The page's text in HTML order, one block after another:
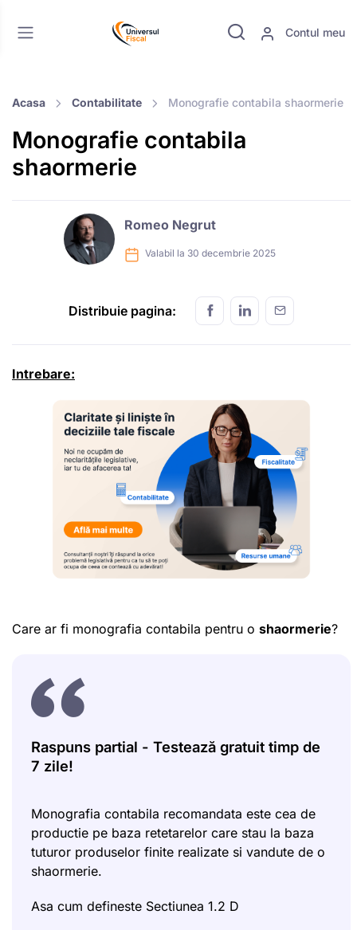
Contul meu
Acasa Contabilitate Monografie contabila shaormerie
Monografie contabila
shaormerie
Romeo Negrut
Valabil la 30 decembrie 2025
Distribuie pagina:
Intrebare:
Care ar fi monografia contabila pentru o shaormerie?
Raspuns partial - Testează gratuit timp de
7 zile!
Monografia contabila recomandata este cea de
productie pe baza retetarelor care stau la baza
tuturor produselor finite realizate si vandute de o
shaormerie.
Asa cum defineste Sectiunea 1.2 D